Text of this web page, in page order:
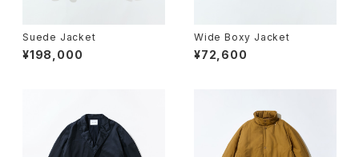
Suede Jacket
¥198,000
Wide Boxy Jacket
¥72,600